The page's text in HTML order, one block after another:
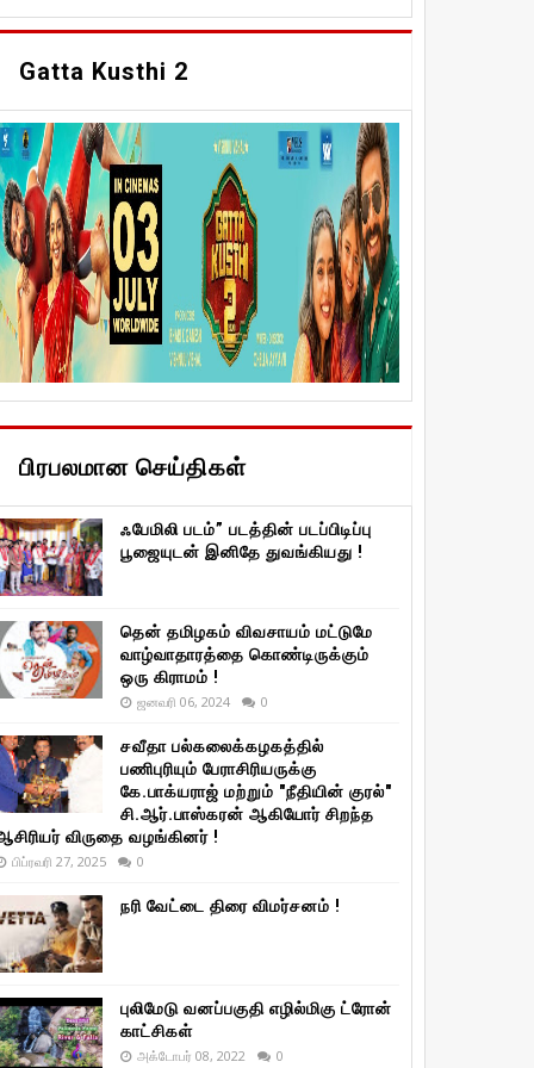
Gatta Kusthi 2
பிரபலமான செய்திகள்
ஃபேமிலி படம்” படத்தின் படப்பிடிப்பு
பூஜையுடன் இனிதே துவங்கியது !
தென் தமிழகம் விவசாயம் மட்டுமே
வாழ்வாதாரத்தை கொண்டிருக்கும்
ஒரு கிராமம் !
ஜனவரி 06, 2024 0
சவீதா பல்கலைக்கழகத்தில்
பணிபுரியும் பேராசிரியருக்கு
கே.பாக்யராஜ் மற்றும் "நீதியின் குரல்"
சி.ஆர்.பாஸ்கரன் ஆகியோர் சிறந்த
விருதை வழங்கினர் !
பிப்ரவரி 27, 2025 0
நரி வேட்டை திரை விமர்சனம் !
புலிமேடு வனப்பகுதி எழில்மிகு ட்ரோன்
காட்சிகள்
அக்டோபர் 08, 2022 0